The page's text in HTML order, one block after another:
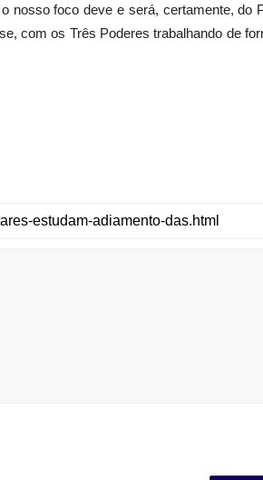
nosso foco deve e será, certamente, do
com os Três Poderes trabalhando de